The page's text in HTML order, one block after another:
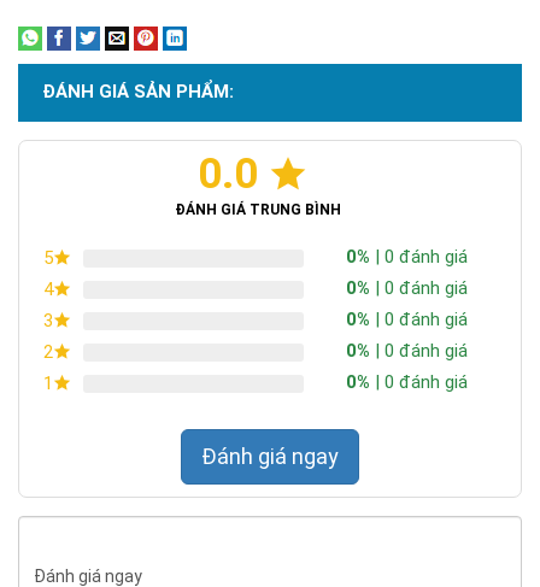
ĐÁNH GIÁ SẢN PHẨM:
0.0
ĐÁNH GIÁ TRUNG BÌNH
5 0% | 0 đánh giá
4
0% | 0 đánh giá
3
0% | 0 đánh giá
2
0% | 0 đánh giá
1
0% | 0 đánh giá
Đánh giá ngay
Đánh giá ngay